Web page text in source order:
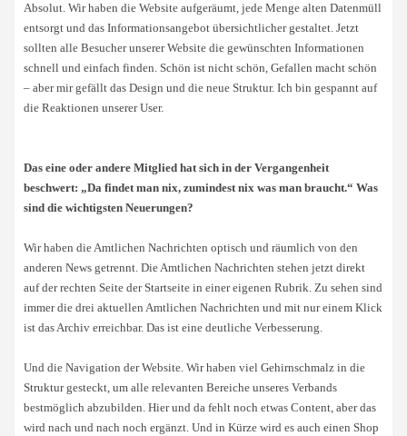
Absolut. Wir haben die Website aufgeräumt, jede Menge alten Datenmüll
entsorgt und das Informationsangebot übersichtlicher gestaltet. Jetzt
sollten alle Besucher unserer Website die gewünschten Informationen
schnell und einfach finden. Schön ist nicht schön, Gefallen macht schön
– aber mir gefällt das Design und die neue Struktur. Ich bin gespannt auf
die Reaktionen unserer User.
Das eine oder andere Mitglied hat sich in der Vergangenheit
beschwert: „Da findet man nix, zumindest nix was man braucht.“ Was
sind die wichtigsten Neuerungen?
Wir haben die Amtlichen Nachrichten optisch und räumlich von den
anderen News getrennt. Die Amtlichen Nachrichten stehen jetzt direkt
auf der rechten Seite der Startseite in einer eigenen Rubrik. Zu sehen sind
immer die drei aktuellen Amtlichen Nachrichten und mit nur einem Klick
ist das Archiv erreichbar. Das ist eine deutliche Verbesserung.
Und die Navigation der Website. Wir haben viel Gehirnschmalz in die
Struktur gesteckt, um alle relevanten Bereiche unseres Verbands
bestmöglich abzubilden. Hier und da fehlt noch etwas Content, aber das
wird nach und nach noch ergänzt. Und in Kürze wird es auch einen Shop